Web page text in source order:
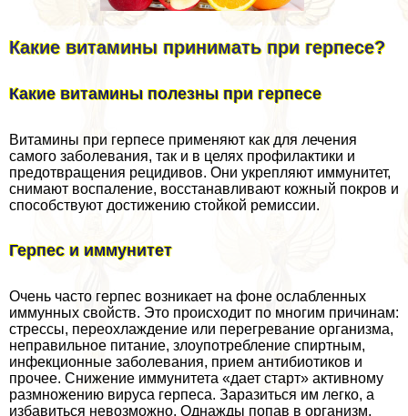
Какие витамины принимать при гepпeсе?
Какие витамины полезны при гepпeсе
Витамины при гepпeсе применяют как для лечения
самого заболевания, так и в целях профилактики и
предотвращения рецидивов. Они укрепляют иммунитет,
снимают воспаление, восстанавливают кожный покров и
способствуют достижению стойкой ремиссии.
Герпес и иммунитет
Очень часто гepпeс возникает на фоне ослабленных
иммунных свойств. Это происходит по многим причинам:
стрессы, переохлаждение или перегревание организма,
неправильное питание, злоупотрeбление спиртным,
инфекционные заболевания, прием антибиотиков и
прочее. Снижение иммунитета «дает старт» активному
размножению вируса гepпeса. Заразиться им легко, а
избавиться невозможно. Однажды попав в организм,